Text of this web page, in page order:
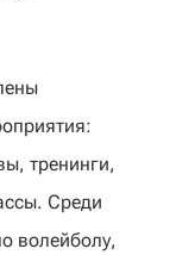
тренинги,
Среди
волейболу,